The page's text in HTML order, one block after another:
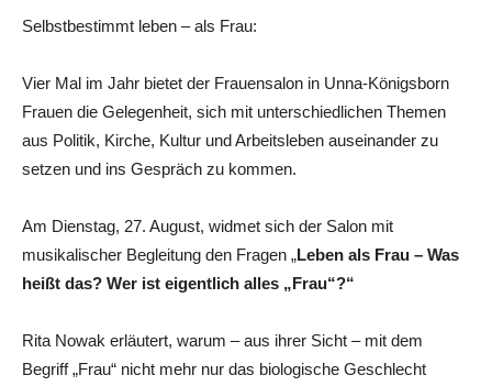
Selbstbestimmt leben – als Frau:
Vier Mal im Jahr bietet der Frauensalon in Unna-Königsborn
Frauen die Gelegenheit, sich mit unterschiedlichen Themen
aus Politik, Kirche, Kultur und Arbeitsleben auseinander zu
setzen und ins Gespräch zu kommen.
Am Dienstag, 27. August, widmet sich der Salon mit
musikalischer Begleitung den Fragen „Leben als Frau – Was
heißt das? Wer ist eigentlich alles „Frau“?“
Rita Nowak erläutert, warum – aus ihrer Sicht – mit dem
Begriff „Frau“ nicht mehr nur das biologische Geschlecht